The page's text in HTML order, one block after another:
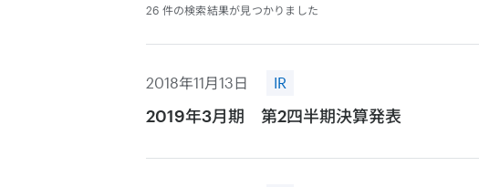
26 件の検索結果が見つかりました
2018年11月13日 IR
2019年3月期 第2四半期決算発表